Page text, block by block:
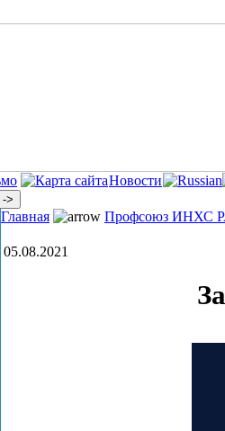
Новости
Главная Профсоюз ИНХС
05.08.2021